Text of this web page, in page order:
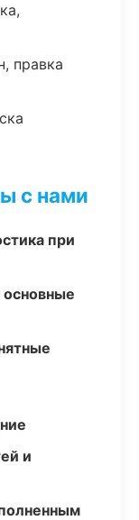
правка
с нами
при
основные
и